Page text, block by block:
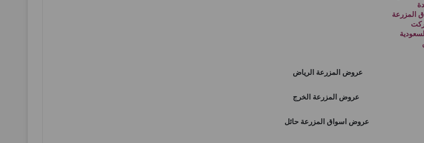
المزرعة
عروض المزرعة الرياض
عروض المزرعة الخرج
عروض اسواق المزرعة حائل